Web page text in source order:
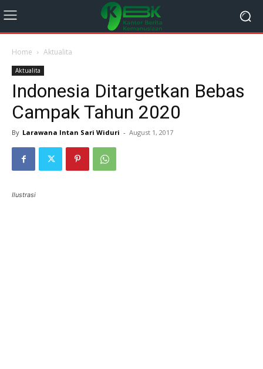
Home Aktualita
Aktualita
Indonesia Ditargetkan Bebas
Campak Tahun 2020
By Larawana Intan Sari Widuri - August 1, 2017
Ilustrasi